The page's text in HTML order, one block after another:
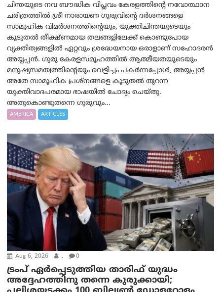
ചിന്തയുടെ നവ ബൗദ്ധിക വിപ്ലവം കേരളത്തിന്റെ നവോത്ഥാന
ചരിത്രത്തിൽ ശ്രീ നാരായണ ഗുരുവിന്റെ ദർശനങ്ങളെ
സാമൂഹിക വിമർശനത്തിന്റെയും, യുക്തിചിന്തയുടെയും
കൂടുതൽ തീക്ഷ്ണമായ തലങ്ങളിലേക്ക് കൊണ്ടുപോയ
വ്യക്തിത്വങ്ങളിൽ ഏറ്റവും ശ്രദ്ധേയനായ ഒരാളാണ് സഹോദരൻ
അയ്യപ്പൻ. ഗുരു കേരളസമൂഹത്തിൽ ആത്മീയതയുടെയും
മനുഷ്യസമത്വത്തിന്റെയും വെളിച്ചം പകർന്നപ്പോൾ, അയ്യപ്പൻ
അതേ സാമൂഹിക പ്രശ്നങ്ങളെ കൂടുതൽ തുറന്ന
യുക്തിവാദപരമായ ഭാഷയിൽ ചോദ്യം ചെയ്തു.
അതുകൊണ്ടുതന്നെ ഗുരുവും...
AMERICA ARTICLES
Aug 6, 2026 . 0
ട്രംപ് ഏര്‍പ്പെടുത്തിയ താരിഫ് യുദ്ധം
അദ്ദേഹത്തിനു തന്നെ കുരുക്കായി;